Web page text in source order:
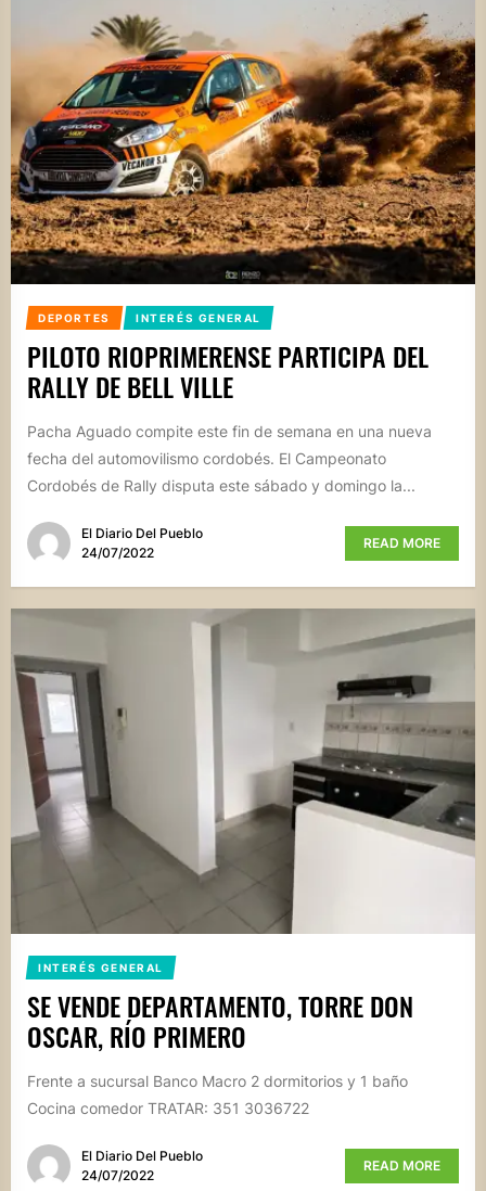
DEPORTES INTERÉS GENERAL
PILOTO RIOPRIMERENSE PARTICIPA DEL
RALLY DE BELL VILLE
Pacha Aguado compite este fin de semana en una nueva
fecha del automovilismo cordobés. El Campeonato
Cordobés de Rally disputa este sábado y domingo la...
El Diario Del Pueblo
24/07/2022
READ MORE
INTERÉS GENERAL
SE VENDE DEPARTAMENTO, TORRE DON
OSCAR, RÍO PRIMERO
Frente a sucursal Banco Macro 2 dormitorios y 1 baño
Cocina comedor TRATAR: 351 3036722
El Diario Del Pueblo
24/07/2022
READ MORE